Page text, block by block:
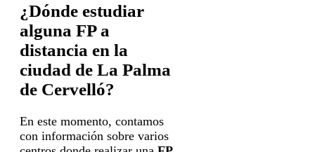
¿Dónde estudiar
alguna FP a
distancia en la
ciudad de La Palma
de Cervelló?
En este momento, contamos
con información sobre varios